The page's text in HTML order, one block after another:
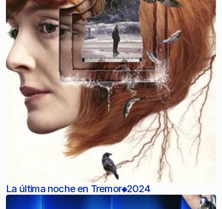
La última noche en Tremor◆2024